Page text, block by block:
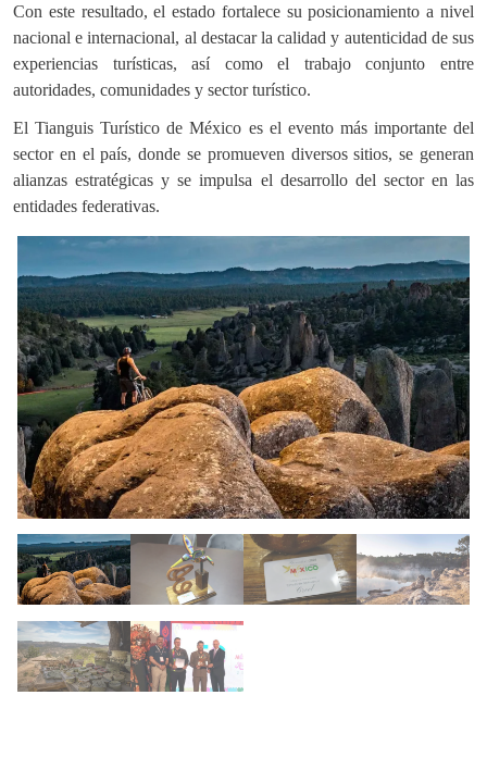
Con este resultado, el estado fortalece su posicionamiento a nivel
nacional e internacional, al destacar la calidad y autenticidad de sus
experiencias turísticas, así como el trabajo conjunto entre
autoridades, comunidades y sector turístico.
El Tianguis Turístico de México es el evento más importante del
sector en el país, donde se promueven diversos sitios, se generan
alianzas estratégicas y se impulsa el desarrollo del sector en las
entidades federativas.